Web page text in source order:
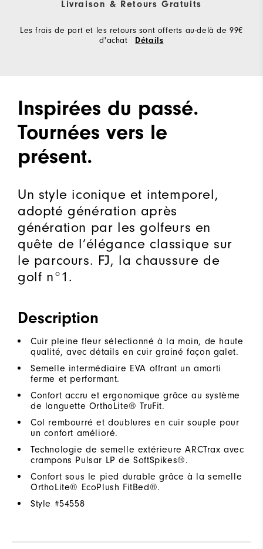
Livraison & Retours Gratuits
Les frais de port et les retours sont offerts au-delà de 99€
d'achat
Détails
Inspirées du passé.
Tournées vers le
présent.
Un style iconique et intemporel,
adopté génération après
génération par les golfeurs en
quête de l’élégance classique sur
le parcours. FJ, la chaussure de
golf n°1.
Description
Cuir pleine fleur sélectionné à la main, de haute
qualité, avec détails en cuir grainé façon galet.
Semelle intermédiaire EVA offrant un amorti
ferme et performant.
Confort accru et ergonomique grâce au système
de languette OrthoLite® TruFit.
Col rembourré et doublures en cuir souple pour
un confort amélioré.
Technologie de semelle extérieure ARCTrax avec
crampons Pulsar LP de SoftSpikes®.
Confort sous le pied durable grâce à la semelle
OrthoLite® EcoPlush FitBed®.
Style #54558